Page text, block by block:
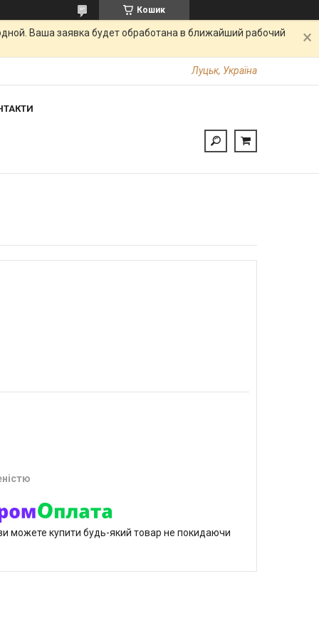
Кошик
Ваша заявка будет обработана в ближайший рабочий
Луцьк, Україна
можете купити будь-який товар не покидаючи